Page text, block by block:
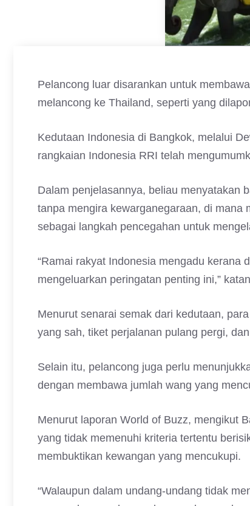
Pelancong luar disarankan untuk
melancong ke Thailand, seperti yang
Kedutaan Indonesia di Bangkok, melalui
rangkaian Indonesia RRI telah
Dalam penjelasannya, beliau menyatakan
tanpa mengira kewarganegaraan, di mana
sebagai langkah pencegahan untuk
“Ramai rakyat Indonesia mengadu kerana
mengeluarkan peringatan penting ini,”
Menurut senarai semak dari kedutaan,
yang sah, tiket perjalanan pulang pergi,
Selain itu, pelancong juga perlu
dengan membawa jumlah wang yang
Menurut laporan World of Buzz, mengikut
yang tidak memenuhi kriteria tertentu
membuktikan kewangan yang mencukupi.
“Walaupun dalam undang-undang tidak